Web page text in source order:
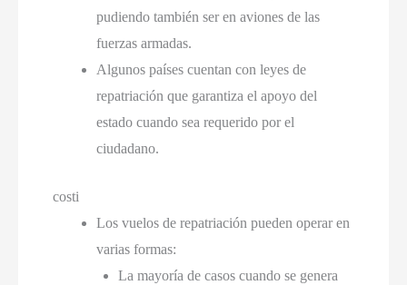
pudiendo también ser en aviones de las
fuerzas armadas.
Algunos países cuentan con leyes de
repatriación que garantiza el apoyo del
estado cuando sea requerido por el
ciudadano.
costi
Los vuelos de repatriación pueden operar en
varias formas:
La mayoría de casos cuando se genera